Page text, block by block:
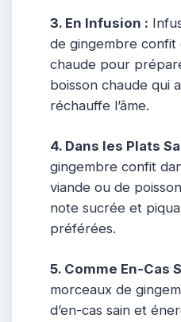
3. En Infusion :
de gingembre confit
chaude pour
boisson chaude qui
réchauffe l’âme.
4. Dans les Plats
gingembre confit
viande ou de
note sucrée et
préférées.
5. Comme En-Cas
morceaux de
d’en-cas sain et